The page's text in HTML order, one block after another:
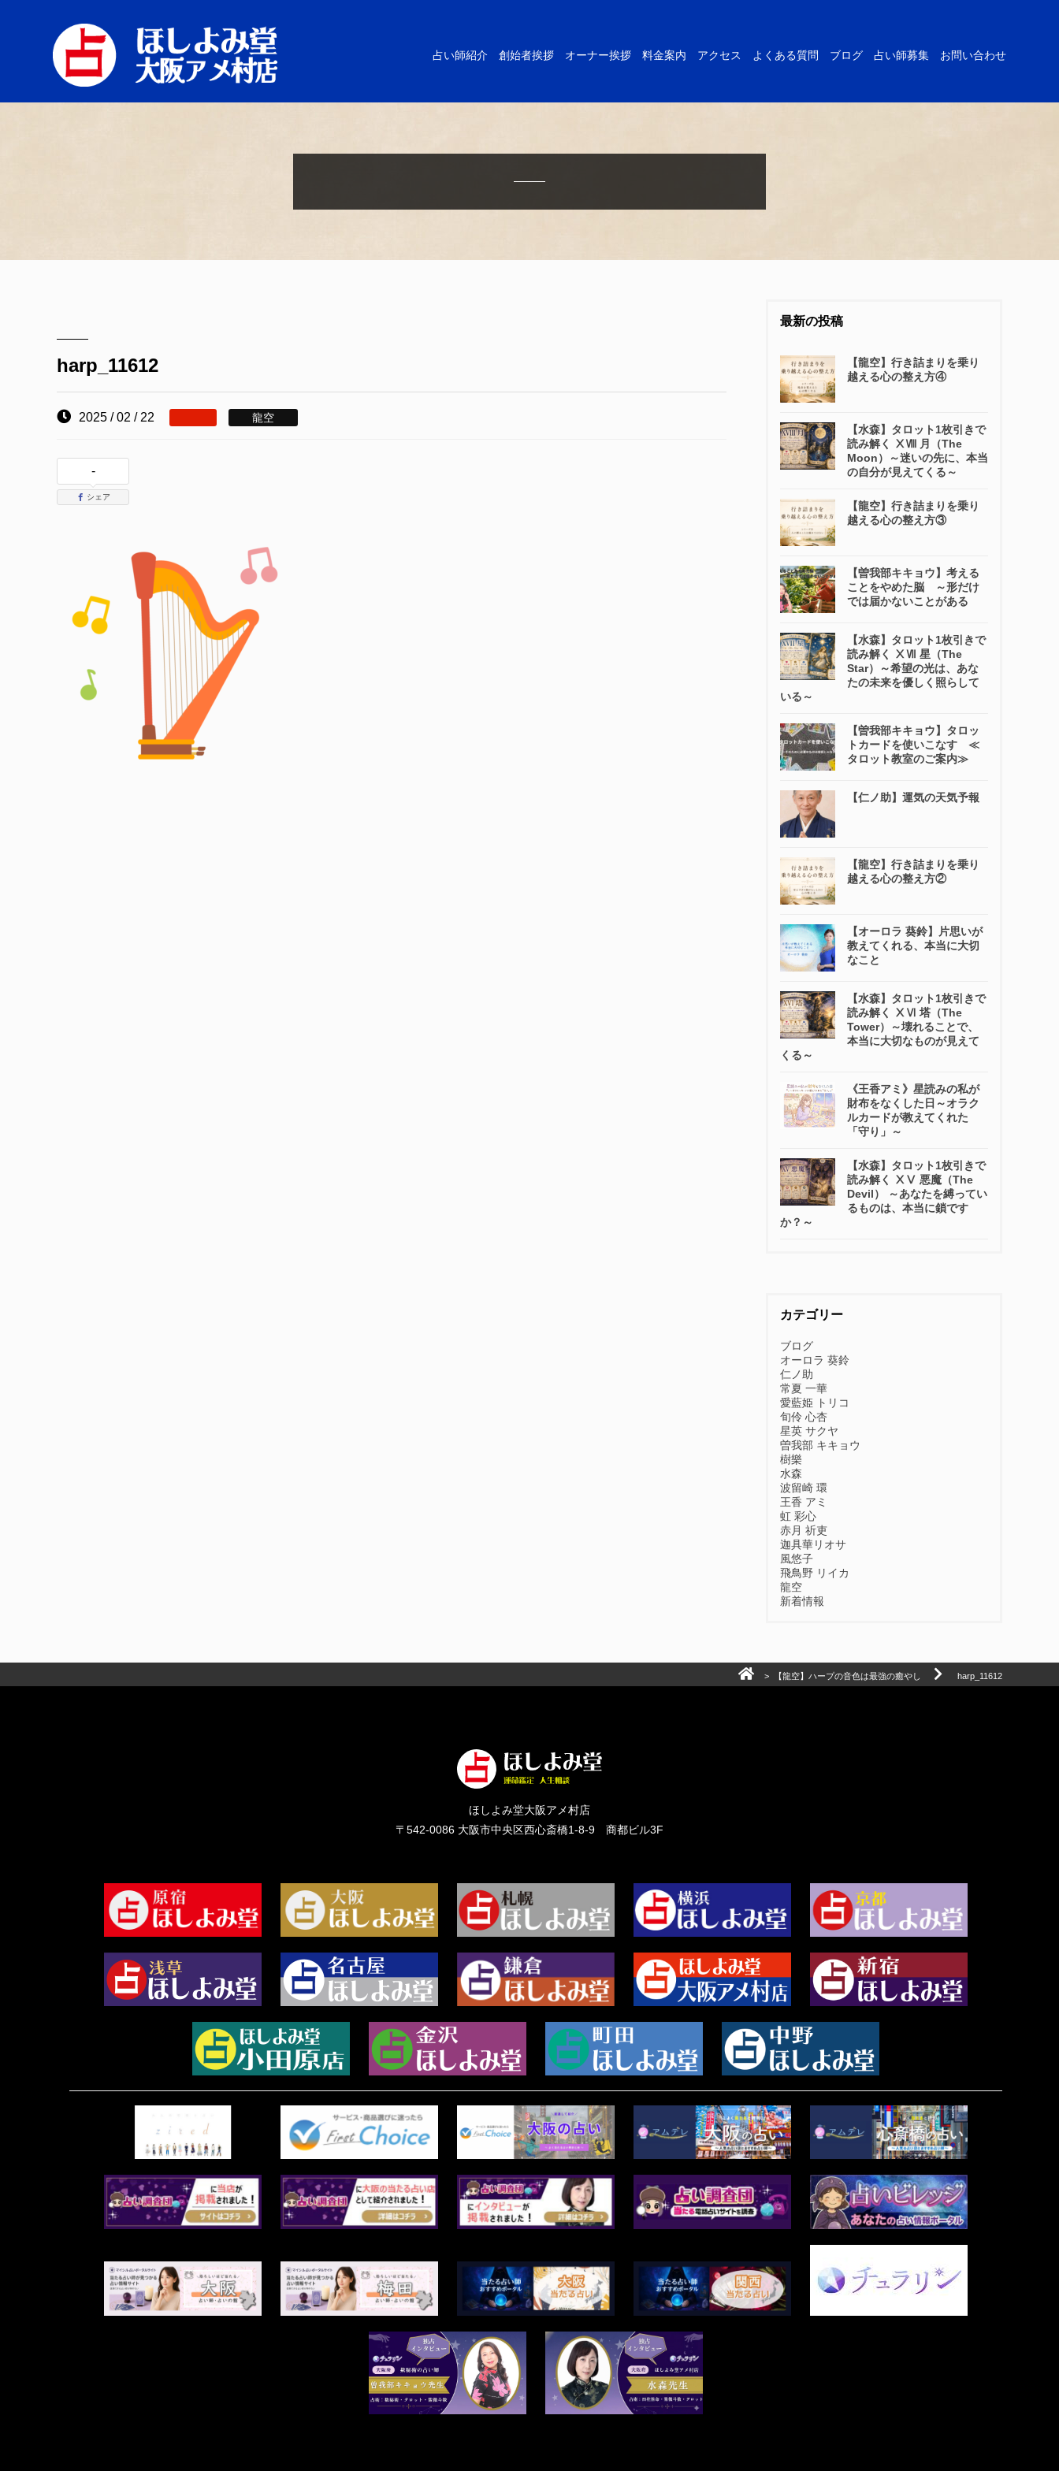
占い師紹介 創始者挨拶 オーナー挨拶 料金案内 アクセス よくある質問 ブログ 占い師募集 お問い合わせ
harp_11612
2025 / 02 / 22 龍空
-
シェア
最新の投稿
【龍空】行き詰まりを乗り
越える心の整え方④
【水森】タロット1枚引きで
読み解く ⅩⅧ 月（The
Moon）～迷いの先に、本当
の自分が見えてくる～
【龍空】行き詰まりを乗り
越える心の整え方③
【曽我部キキョウ】考える
ことをやめた脳 ～形だけ
では届かないことがある
【水森】タロット1枚引きで
読み解く ⅩⅦ 星（The
Star）～希望の光は、あな
たの未来を優しく照らして
いる～
【曽我部キキョウ】タロッ
トカードを使いこなす ≪
タロット教室のご案内≫
【仁ノ助】運気の天気予報
【龍空】行き詰まりを乗り
越える心の整え方②
【オーロラ 葵鈴】片思いが
教えてくれる、本当に大切
なこと
【水森】タロット1枚引きで
読み解く ⅩⅥ 塔（The
Tower）～壊れることで、
本当に大切なものが見えて
くる～
《王香アミ》星読みの私が
財布をなくした日～オラク
ルカードが教えてくれた
「守り」～
【水森】タロット1枚引きで
読み解く ⅩⅤ 悪魔（The
Devil） ～あなたを縛ってい
るものは、本当に鎖です
か？～
カテゴリー
ブログ
オーロラ 葵鈴
仁ノ助
常夏 一華
愛藍姫 トリコ
旬伶 心杏
星英 サクヤ
曽我部 キキョウ
樹樂
水森
波留崎 環
王香 アミ
虹 彩心
赤月 祈吏
迦具華リオサ
風悠子
飛鳥野 リイカ
龍空
新着情報
> 【龍空】ハープの音色は最強の癒やし harp_11612
ほしよみ堂大阪アメ村店
〒542-0086 大阪市中央区西心斎橋1-8-9 商都ビル3F